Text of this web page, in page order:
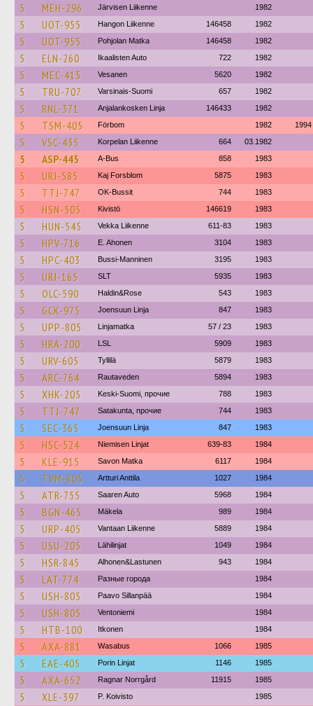
5 MEH-296 Järvisen Liikenne 1982
5 UOT-955 Hangon Liikenne 146458 1982
5 UOT-955 Pohjolan Matka 146458 1982
5 ELN-260 Ikaalisten Auto 722 1982
5 MEC-415 Vesanen 5620 1982
5 TRU-707 Varsinais-Suomi 657 1982
5 RNL-371 Anjalankosken Linja 146433 1982
5 TSM-405 Förbom 1982 1994
5 VSC-435 Korpelan Liikenne 664 03.1982
5 ASP-445 A-Bus 858 1983
5 URJ-585 Kaj Forsblom 5875 1983
5 TTJ-747 OK-Bussit 744 1983
5 HSN-505 Kivistö 146619 1983
5 HUN-545 Vekka Liikenne 611-83 1983
5 HPV-716 E. Ahonen 3104 1983
5 HPC-403 Bussi-Manninen 3195 1983
5 URJ-165 SLT 5935 1983
5 OLC-590 Haldin&Rose 543 1983
5 GCK-975 Joensuun Linja 847 1983
5 UPP-805 Linjamatka 57 / 23 1983
5 HRA-200 LSL 5909 1983
5 URV-605 Tyllilä 5879 1983
5 ARC-764 Rautaveden 5894 1983
5 XHK-205 Keski-Suomi, прочие 788 1983
5 TTJ-747 Satakunta, прочие 744 1983
5 SEC-365 Joensuun Linja 847 1983
5 HSC-524 Niemisen Linjat 639-83 1984
5 KLE-915 Savon Matka 6117 1984
5 TVM-805 Artturi Anttila 1027 1984
5 ATR-755 Saaren Auto 5968 1984
5 BGN-465 Mäkela 989 1984
5 URP-405 Vantaan Liikenne 5889 1984
5 USU-205 Lähilinjat 1049 1984
5 HSR-845 Alhonen&Lastunen 943 1984
5 LAT-774 Разные города 1984
5 USH-805 Paavo Sillanpää 1984
5 USH-805 Ventoniemi 1984
5 HTB-100 Itkonen 1984
5 AXA-881 Wasabus 1066 1985
5 EAE-405 Porin Linjat 1146 1985
5 AXA-652 Ragnar Norrgård 11915 1985
5 XLE-397 P. Koivisto 1985